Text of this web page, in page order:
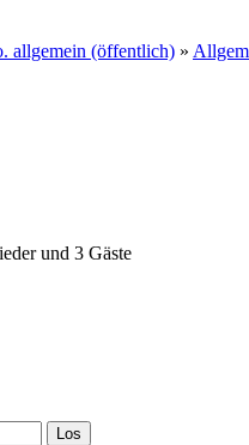
allgemein (öffentlich) »
und 3 Gäste